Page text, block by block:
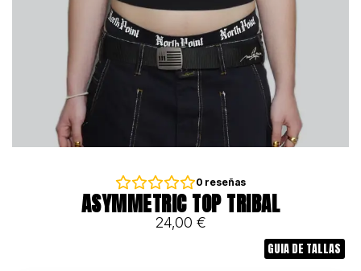
0 reseñas
ASYMMETRIC TOP TRIBAL
24,00 €
GUIA DE TALLAS